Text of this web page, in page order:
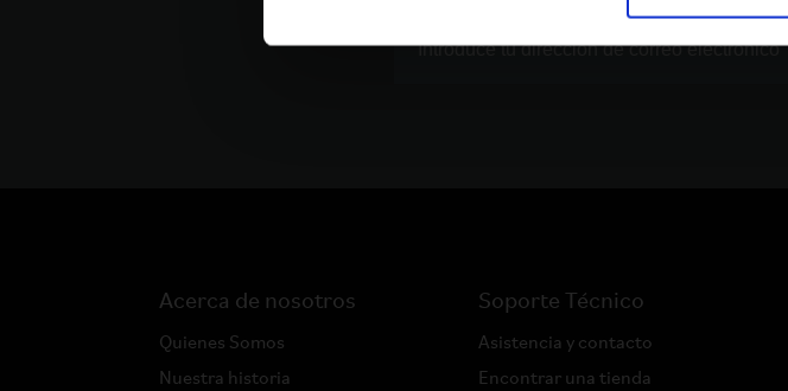
Acerca de nosotros
Quienes Somos
Nuestra historia
Soporte Técnico
Asistencia y contacto
Encontrar una tienda